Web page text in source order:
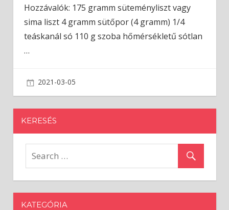
Hozzávalók: 175 gramm süteményliszt vagy
sima liszt 4 gramm sütőpor (4 gramm) 1/4
teáskanál só 110 g szoba hőmérsékletű sótlan
…
2021-03-05
KERESÉS
KATEGÓRIA